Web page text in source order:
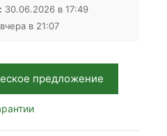
30.06.2026 в 17:49
вчера в 21:07
предложение